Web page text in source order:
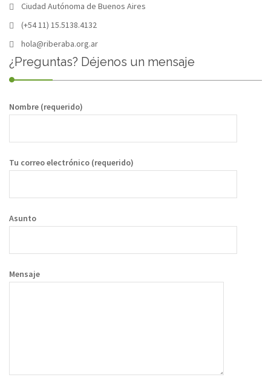
Ciudad Autónoma de Buenos Aires
(+54 11) 15.5138.4132
hola@riberaba.org.ar
¿Preguntas? Déjenos un mensaje
Nombre (requerido)
Tu correo electrónico (requerido)
Asunto
Mensaje